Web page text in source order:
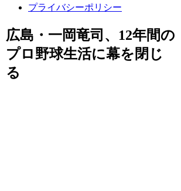
プライバシーポリシー
広島・一岡竜司、12年間の
プロ野球生活に幕を閉じ
る